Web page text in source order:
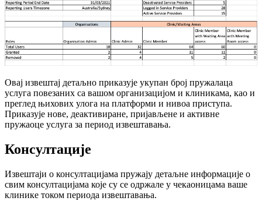
Овај извештај детаљно приказује укупан број пружалаца
услуга повезаних са вашом организацијом и клиникама, као и
преглед њихових улога на платформи и нивоа приступа.
Приказује нове, деактивиране, пријављене и активне
пружаоце услуга за период извештавања.
Консултације
Извештаји о консултацијама пружају детаљне информације о
свим консултацијама које су се одржале у чекаоницама ваше
клинике током периода извештавања.